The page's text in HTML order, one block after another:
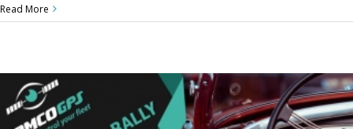
Read More